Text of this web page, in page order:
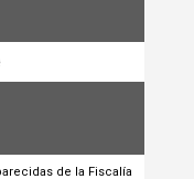
de la Fiscalía